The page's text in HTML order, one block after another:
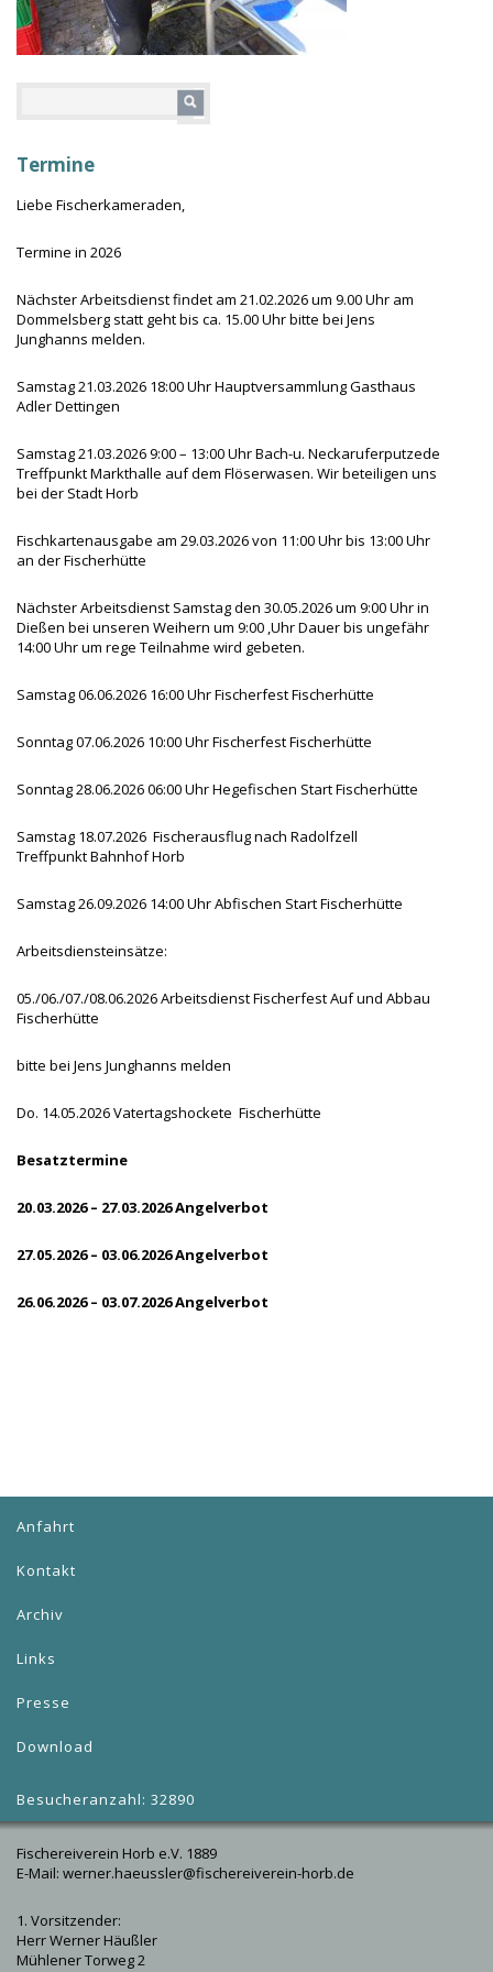
Termine
Liebe Fischerkameraden,
Termine in 2026
Nächster Arbeitsdienst findet am 21.02.2026 um 9.00 Uhr am
Dommelsberg statt geht bis ca. 15.00 Uhr bitte bei Jens
Junghanns melden.
Samstag 21.03.2026 18:00 Uhr Hauptversammlung Gasthaus
Adler Dettingen
Samstag 21.03.2026 9:00 – 13:00 Uhr Bach-u. Neckaruferputzede
Treffpunkt Markthalle auf dem Flöserwasen. Wir beteiligen uns
bei der Stadt Horb
Fischkartenausgabe am 29.03.2026 von 11:00 Uhr bis 13:00 Uhr
an der Fischerhütte
Nächster Arbeitsdienst Samstag den 30.05.2026 um 9:00 Uhr in
Dießen bei unseren Weihern um 9:00 ,Uhr Dauer bis ungefähr
14:00 Uhr um rege Teilnahme wird gebeten.
Samstag 06.06.2026 16:00 Uhr Fischerfest Fischerhütte
Sonntag 07.06.2026 10:00 Uhr Fischerfest Fischerhütte
Sonntag 28.06.2026 06:00 Uhr Hegefischen Start Fischerhütte
Samstag 18.07.2026 Fischerausflug nach Radolfzell
Treffpunkt Bahnhof Horb
Samstag 26.09.2026 14:00 Uhr Abfischen Start Fischerhütte
Arbeitsdiensteinsätze:
05./06./07./08.06.2026 Arbeitsdienst Fischerfest Auf und Abbau
Fischerhütte
bitte bei Jens Junghanns melden
Do. 14.05.2026 Vatertagshockete Fischerhütte
Besatztermine
20.03.2026 – 27.03.2026 Angelverbot
27.05.2026 – 03.06.2026 Angelverbot
26.06.2026 – 03.07.2026 Angelverbot
Anfahrt
Kontakt
Archiv
Links
Presse
Download
Besucheranzahl: 32890
Fischereiverein Horb e.V. 1889
E-Mail: werner.haeussler@fischereiverein-horb.de
1. Vorsitzender:
Herr Werner Häußler
Mühlener Torweg 2